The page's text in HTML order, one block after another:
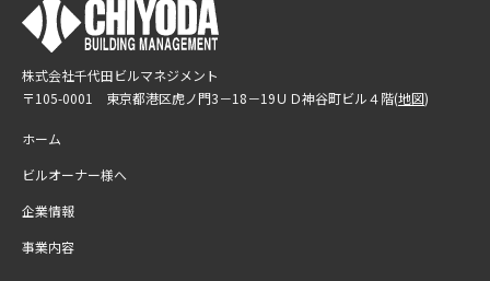
株式会社千代田ビルマネジメント
〒105-0001 東京都港区虎ノ門3－18－19ＵＤ神谷町ビル４階(地図)
ホーム
ビルオーナー様へ
企業情報
事業内容